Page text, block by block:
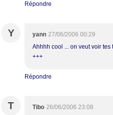
Répondre
Y yann 27/06/2006 00:29
Ahhhh cool ... on veut voir
+++
Répondre
T Tibo 26/06/2006 23:08